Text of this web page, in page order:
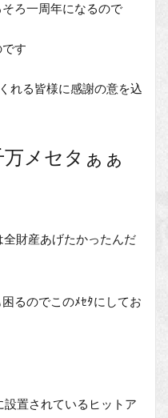
ろ一周年になるので
す
れる皆様に感謝の意を込
万メセタぁぁ
財産あげたかったんだ
るのでこのﾒｾﾀにしてお
設置されているヒットア